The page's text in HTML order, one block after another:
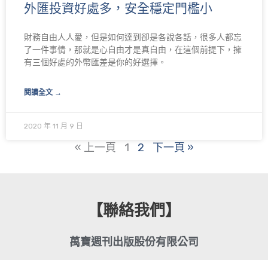
外匯投資好處多，安全穩定門檻小
財務自由人人愛，但是如何達到卻是各說各話，很多人都忘
了一件事情，那就是心自由才是真自由，在這個前提下，擁
有三個好處的外幣匯差是你的好選擇。
閱讀全文 →
2020 年 11 月 9 日
« 上一頁 1 2 下一頁 »
【聯絡我們】
萬寶週刊出版股份有限公司